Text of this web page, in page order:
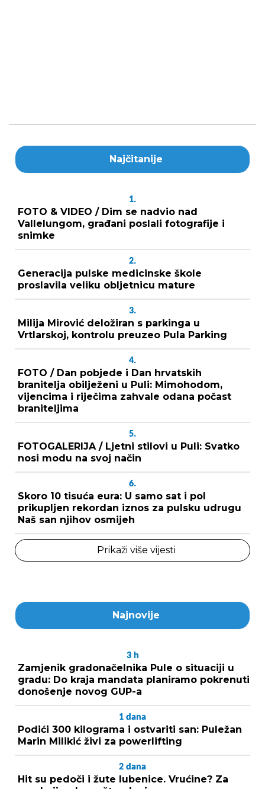
Najčitanije
1.
FOTO & VIDEO / Dim se nadvio nad
Vallelungom, građani poslali fotografije i
snimke
2.
Generacija pulske medicinske škole
proslavila veliku obljetnicu mature
3.
Milija Mirović deložiran s parkinga u
Vrtlarskoj, kontrolu preuzeo Pula Parking
4.
FOTO / Dan pobjede i Dan hrvatskih
branitelja obilježeni u Puli: Mimohodom,
vijencima i riječima zahvale odana počast
braniteljima
5.
FOTOGALERIJA / Ljetni stilovi u Puli: Svatko
nosi modu na svoj način
6.
Skoro 10 tisuća eura: U samo sat i pol
prikupljen rekordan iznos za pulsku udrugu
Naš san njihov osmijeh
Prikaži više vijesti
Najnovije
3 h
Zamjenik gradonačelnika Pule o situaciji u
gradu: Do kraja mandata planiramo pokrenuti
donošenje novog GUP-a
1 dana
Podići 300 kilograma i ostvariti san: Puležan
Marin Milikić živi za powerlifting
2 dana
Hit su pedoči i žute lubenice. Vrućine? Za